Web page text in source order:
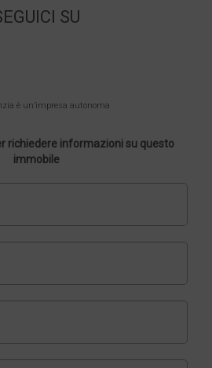
SU
è un’impresa autonoma
richiedere informazioni su questo
immobile